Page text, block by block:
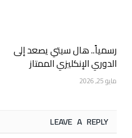
رسمياً.. هال سيتي يصعد إلى
الدوري الإنكليزي الممتاز
مايو 25, 2026
LEAVE A REPLY